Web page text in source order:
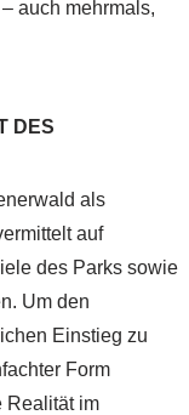
auch mehrmals,
DES
als
auf
des Parks sowie
Um den
Einstieg zu
Form
Realität im